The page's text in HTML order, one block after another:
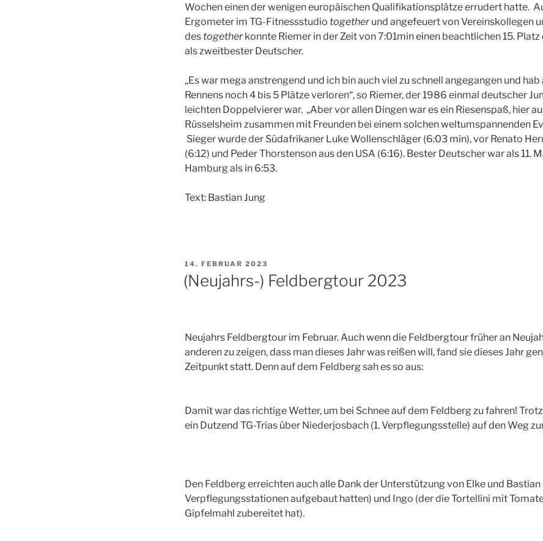
Wochen einen der wenigen europäischen Qualifikationsplätze errudert hatte.
Ergometer im TG-Fitnessstudio togetherund angefeuert von Vereinskollegen
des togetherkonnte Riemer in der Zeit von 7:01min einen beachtlichen 15.
als zweitbester Deutscher.
„Es war mega anstrengend und ich bin auch viel zu schnell angegangen und hab
Rennens noch 4 bis 5 Plätze verloren“, so Riemer, der 1986 einmal deutscher
leichten Doppelvierer war. „Aber vor allen Dingen war es ein Riesenspaß, hier
Rüsselsheim zusammen mit Freunden bei einem solchen weltumspannenden
Sieger wurde der Südafrikaner Luke Wollenschläger (6:03 min), vor Renato
(6:12) und Peder Thorstenson aus den USA (6:16). Bester Deutscher war als 11.
Hamburg als in 6:53.
Text: Bastian Jung
VERÖFFENTLICHT
AM
14. FEBRUAR 2023
(Neujahrs-) Feldbergtour 2023
Neujahrs Feldbergtour im Februar. Auch wenn die Feldbergtour früher an
anderen zu zeigen, dass man dieses Jahr was reißen will, fand sie dieses Jahr
Zeitpunkt statt. Denn auf dem Feldberg sah es so aus:
Damit war das richtige Wetter, um bei Schnee auf dem Feldberg zu fahren!
ein Dutzend TG-Trias über Niederjosbach (1. Verpflegungsstelle) auf den Weg
Den Feldberg erreichten auch alle Dank der Unterstützung von Elke und Bastian
Verpflegungsstationen aufgebaut hatten) und Ingo (der die Tortellini mit
Gipfelmahl zubereitet hat).